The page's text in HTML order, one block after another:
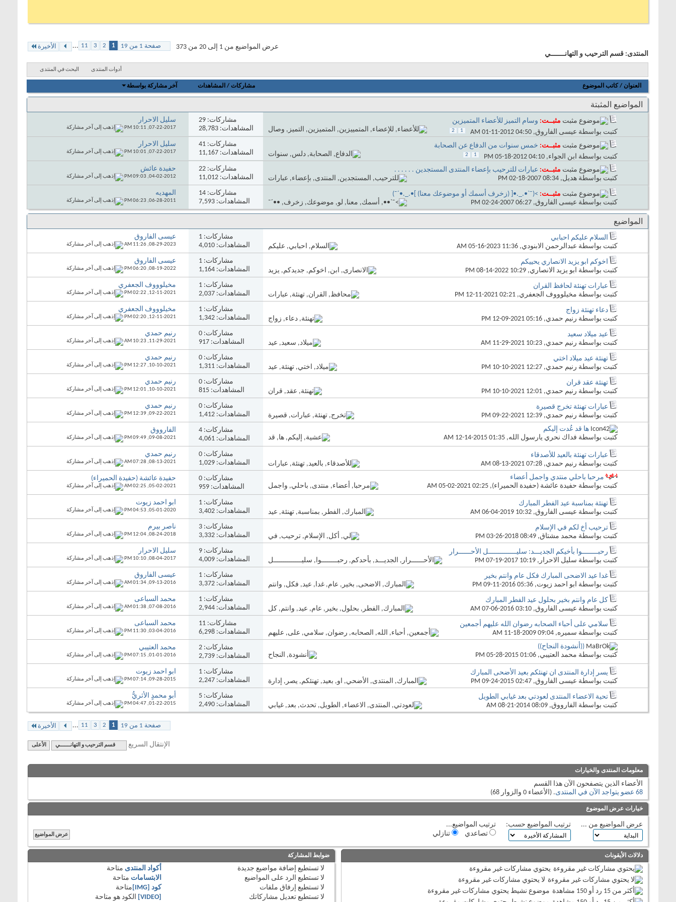
صفحة 1 من 19 1
2
3
11
... الأخيرة
عرض المواضيع من 1 إلى 20 من 373
المنتدى: قسم الترحيب و التهانـــــــي
أدوات المنتدى البحث في المنتدى
العنوان / كاتب الموضوع مشاركات / المشاهدات آخر مشاركة بواسطة
المواضيع المثبتة
مثبــت: وسام التميز للأعضاء المتميزين
كتبت بواسطة عيسى الفاروق‏, 01-11-2012 04:50 AM
1
2
مشاركات:29
المشاهدات: 28,783
سليل الاحرار
07-22-2017,
10:11 PM
مثبــت: خمس سنوات من الدفاع عن الصحابة
كتبت بواسطة ابن الجواء‏, 05-18-2012 04:10 PM
1
2
مشاركات:41
المشاهدات: 11,167
سليل الاحرار
07-22-2017,
10:01 PM
مثبــت: عبارات للترحيب بإعضاء المنتدى المستجدين . . . . . .
كتبت بواسطة هديل‏, 02-18-2007 08:34 PM
مشاركات:22
المشاهدات: 11,012
حفيدة عائش
04-02-2012,
09:03 PM
مثبــت: >(¯`•._.•[ (زخرف أسمك أو موضوعك معنا) ]•._.•´¯)
كتبت بواسطة عيسى الفاروق‏, 02-24-2007 06:27 PM
مشاركات:14
المشاهدات: 7,593
المهديه
06-28-2011,
06:23 PM
المواضيع
السلام عليكم احبابي
كتبت بواسطة عبدالرحمن الابنودي‏, 05-16-2023 11:36 AM
مشاركات:1
المشاهدات: 4,010
عيسى الفاروق
08-29-2023,
11:26 AM
اخوكم ابو يزيد الانصاري يحييكم
كتبت بواسطة ابو يزيد الانصاري‏, 08-14-2022 10:29 PM
مشاركات:1
المشاهدات: 1,164
عيسى الفاروق
08-19-2022,
06:20 PM
عبارات تهنئة لحافظ القران
كتبت بواسطة مخيلوووف الجعفري‏, 12-11-2021 02:21 PM
مشاركات:1
المشاهدات: 2,037
مخيلوووف الجعفري
12-11-2021,
02:22 PM
دعاء تهنئة زواج
كتبت بواسطة رنيم حمدي‏, 12-09-2021 05:16 PM
مشاركات:1
المشاهدات: 1,342
مخيلوووف الجعفري
12-11-2021,
02:20 PM
عيد ميلاد سعيد
كتبت بواسطة رنيم حمدي‏, 11-29-2021 10:23 AM
مشاركات:0
المشاهدات: 917
رنيم حمدي
11-29-2021,
10:23 AM
تهنئة عيد ميلاد اختي
كتبت بواسطة رنيم حمدي‏, 10-10-2021 12:27 PM
مشاركات:0
المشاهدات: 1,311
رنيم حمدي
10-10-2021,
12:27 PM
تهنئة عقد قران
كتبت بواسطة رنيم حمدي‏, 10-10-2021 12:01 PM
مشاركات:0
المشاهدات: 815
رنيم حمدي
10-10-2021,
12:01 PM
عبارات تهنئة تخرج قصيرة
كتبت بواسطة رنيم حمدي‏, 09-22-2021 12:39 PM
مشاركات:0
المشاهدات: 1,412
رنيم حمدي
09-22-2021,
12:39 PM
ها قد عُدت إليكم
كتبت بواسطة فداك نحري يارسول الله‏, 12-14-2015 01:35 AM
مشاركات:4
المشاهدات: 4,061
الفارووق
09-08-2021,
09:49 PM
عبارات تهنئة بالعيد للأصدقاء
كتبت بواسطة رنيم حمدي‏, 08-13-2021 07:28 AM
مشاركات:0
المشاهدات: 1,029
رنيم حمدي
08-13-2021,
07:28 AM
مرحبا باحلي منتدي واجمل أعضاء
كتبت بواسطة حفيدة عائشة (حفيدة الحميراء)‏, 05-02-2021 02:25 AM
مشاركات:0
المشاهدات: 959
حفيدة عائشة (حفيدة الحميراء)
05-02-2021,
02:25 AM
تهنئة بمناسبة عيد الفطر المبارك
كتبت بواسطة عيسى الفاروق‏, 06-04-2019 10:32 AM
مشاركات:1
المشاهدات: 3,402
ابو احمد زيوت
05-01-2020,
04:53 PM
ترحيب أخ لكم في الإسلام
كتبت بواسطة محمد مشتاق‏, 03-26-2018 08:49 PM
مشاركات:3
المشاهدات: 3,332
ناصر بيرم
08-24-2018,
12:04 PM
رحبــــــــوا بأخيكم الجديـــد: سليــــــــــــــل الأحــــــرار
كتبت بواسطة سليل الاحرار ‏, 07-19-2017 10:19 PM
مشاركات:9
المشاهدات: 4,009
سليل الاحرار
08-04-2017,
10:10 PM
غدا عيد الاضحى المبارك فكل عام وانتم بخير
كتبت بواسطة ابو احمد زيوت‏, 09-11-2016 05:36 PM
مشاركات:1
المشاهدات: 3,372
عيسى الفاروق
09-13-2016,
01:34 AM
كل عام وانتم بخير بحلول عيد الفطر المبارك
كتبت بواسطة عيسى الفاروق‏, 07-06-2016 03:10 AM
مشاركات:1
المشاهدات: 2,944
محمد السباعى
07-08-2016,
01:38 AM
سلامي على أحباء الصحابه رضوان الله عليهم أجمعين
كتبت بواسطة سميره‏, 11-18-2009 09:04 AM
مشاركات:11
المشاهدات: 6,298
محمد السباعى
03-04-2016,
11:30 PM
((أنشودة النجاح))
كتبت بواسطة محمد العتيبي‏, 05-28-2015 01:06 PM
مشاركات:2
المشاهدات: 2,739
محمد العتيبي
01-01-2016,
07:15 PM
يسر إدارة المنتدى ان تهنئكم بعيد الأضحى المبارك
كتبت بواسطة عيسى الفاروق‏, 09-24-2015 02:47 PM
مشاركات:1
المشاهدات: 2,247
ابو احمد زيوت
09-28-2015,
07:14 PM
تحية الاعضاء المنتدى لعودتي بعد غيابي الطويل
كتبت بواسطة الفارووق‏, 08-21-2014 08:09 AM
مشاركات:5
المشاهدات: 2,490
أبو محمدٍ الأثريُّ
01-22-2015,
04:47 PM
صفحة 1 من 19 1
2
3
11
... الأخيرة
الإنتقال السريع قسم الترحيب و التهانـــــــي الأعلى
معلومات المنتدى والخيارات
الأعضاء الذين يتصفحون الآن هذا القسم
68 عضو يتواجد الآن في المنتدى
. (الأعضاء 0 والزوار 68)
خيارات عرض الموضوع
عرض المواضيع من ... ترتيب المواضيع حسب:
ترتيب المواضيع...
تصاعدي
تنازلي
دلالات الأيقونات
يحتوي مشاركات غير مقروءة
لا يحتوي مشاركات غير مقروءة
موضوع نشيط يحتوي مشاركات غير مقروءة
ضوابط المشاركة
لا تستطيعإضافة مواضيع جديدة
لا تستطيعالرد على المواضيع
لا تستطيعإرفاق ملفات
لا تستطيعتعديل مشاركاتك
أكواد المنتدى متاحة
الابتسامات متاحة
كود [IMG]
متاحة
[VIDEO]
الكود هو متاحة